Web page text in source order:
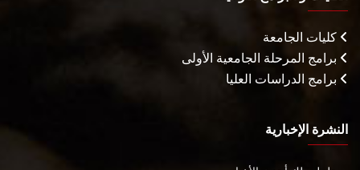
كليات الجامعة
برامج المرحلة الجامعية الأولى
برامج الدراسات العليا
النشرة الإخبارية